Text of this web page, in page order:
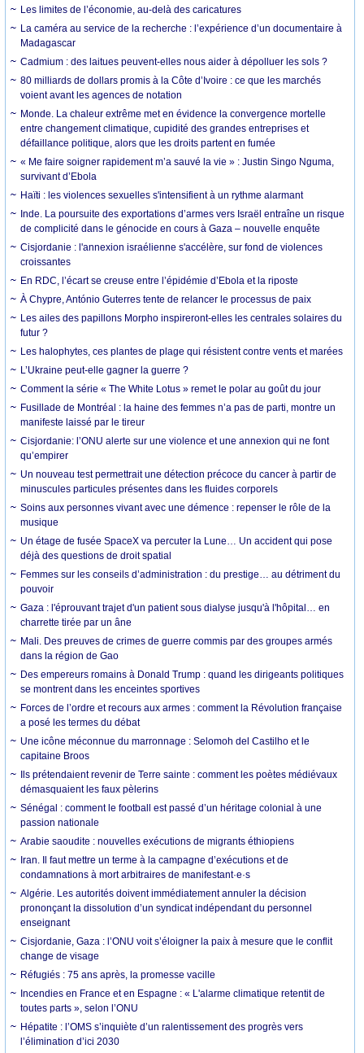
Les limites de l’économie, au-delà des caricatures
La caméra au service de la recherche : l’expérience d’un documentaire à
Madagascar
Cadmium : des laitues peuvent-elles nous aider à dépolluer les sols ?
80 milliards de dollars promis à la Côte d’Ivoire : ce que les marchés
voient avant les agences de notation
Monde. La chaleur extrême met en évidence la convergence mortelle
entre changement climatique, cupidité des grandes entreprises et
défaillance politique, alors que les droits partent en fumée
« Me faire soigner rapidement m’a sauvé la vie » : Justin Singo Nguma,
survivant d’Ebola
Haïti : les violences sexuelles s'intensifient à un rythme alarmant
Inde. La poursuite des exportations d’armes vers Israël entraîne un risque
de complicité dans le génocide en cours à Gaza – nouvelle enquête
Cisjordanie : l'annexion israélienne s'accélère, sur fond de violences
croissantes
En RDC, l’écart se creuse entre l’épidémie d’Ebola et la riposte
À Chypre, António Guterres tente de relancer le processus de paix
Les ailes des papillons Morpho inspireront-elles les centrales solaires du
futur ?
Les halophytes, ces plantes de plage qui résistent contre vents et marées
L’Ukraine peut-elle gagner la guerre ?
Comment la série « The White Lotus » remet le polar au goût du jour
Fusillade de Montréal : la haine des femmes n’a pas de parti, montre un
manifeste laissé par le tireur
Cisjordanie: l’ONU alerte sur une violence et une annexion qui ne font
qu’empirer
Un nouveau test permettrait une détection précoce du cancer à partir de
minuscules particules présentes dans les fluides corporels
Soins aux personnes vivant avec une démence : repenser le rôle de la
musique
Un étage de fusée SpaceX va percuter la Lune… Un accident qui pose
déjà des questions de droit spatial
Femmes sur les conseils d’administration : du prestige… au détriment du
pouvoir
Gaza : l'éprouvant trajet d'un patient sous dialyse jusqu'à l'hôpital… en
charrette tirée par un âne
Mali. Des preuves de crimes de guerre commis par des groupes armés
dans la région de Gao
Des empereurs romains à Donald Trump : quand les dirigeants politiques
se montrent dans les enceintes sportives
Forces de l’ordre et recours aux armes : comment la Révolution française
a posé les termes du débat
Une icône méconnue du marronnage : Selomoh del Castilho et le
capitaine Broos
Ils prétendaient revenir de Terre sainte : comment les poètes médiévaux
démasquaient les faux pèlerins
Sénégal : comment le football est passé d’un héritage colonial à une
passion nationale
Arabie saoudite : nouvelles exécutions de migrants éthiopiens
Iran. Il faut mettre un terme à la campagne d’exécutions et de
condamnations à mort arbitraires de manifestant·e·s
Algérie. Les autorités doivent immédiatement annuler la décision
prononçant la dissolution d’un syndicat indépendant du personnel
enseignant
Cisjordanie, Gaza : l’ONU voit s’éloigner la paix à mesure que le conflit
change de visage
Réfugiés : 75 ans après, la promesse vacille
Incendies en France et en Espagne : « L'alarme climatique retentit de
toutes parts », selon l’ONU
Hépatite : l’OMS s’inquiète d’un ralentissement des progrès vers
l’élimination d’ici 2030